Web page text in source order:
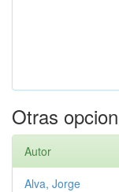
Otras
Autor
Alva, Jorge